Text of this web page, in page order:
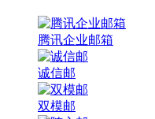
腾讯企业邮箱
诚信邮
双模邮